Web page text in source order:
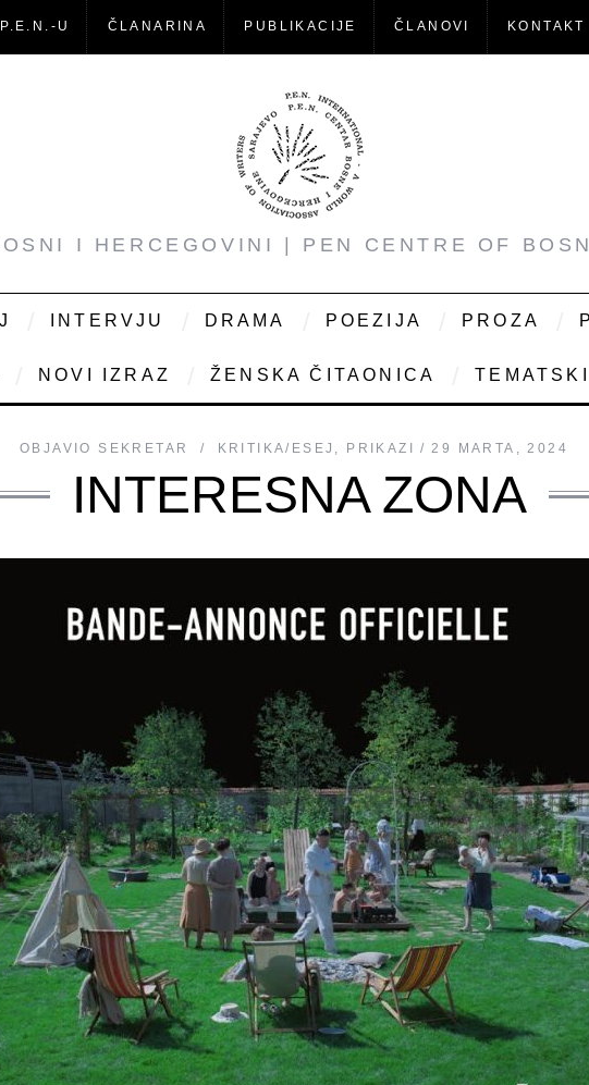
U ČLANARINA PUBLIKACIJE ČLANOVI KONTAKT
I HERCEGOVINI | PEN CENTRE OF
INTERVJU DRAMA POEZIJA PROZA
NOVI IZRAZ ŽENSKA ČITAONICA
OBJAVIO SEKRETAR KRITIKA/ESEJ , PRIKAZI 29 MARTA, 2024
INTERESNA ZONA